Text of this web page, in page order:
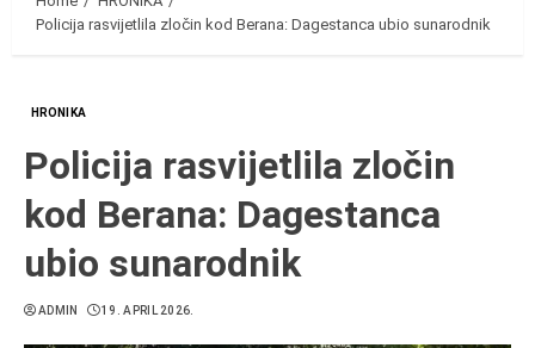
Policija rasvijetlila zločin kod Berana: Dagestanca ubio sunarodnik
HRONIKA
Policija rasvijetlila zločin
kod Berana: Dagestanca
ubio sunarodnik
ADMIN 19. APRIL 2026.